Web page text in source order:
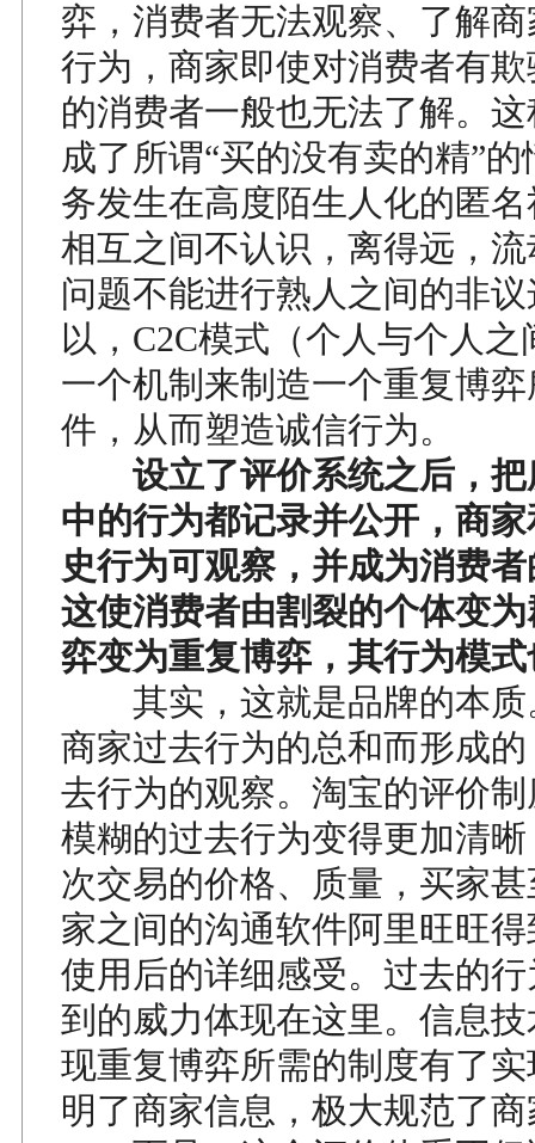
弈，消费者无法观察、了解
行为，商家即使对消费者有
的消费者一般也无法了解。
成了所谓“买的没有卖的精”
务发生在高度陌生人化的匿
相互之间不认识，离得远，
问题不能进行熟人之间的非
以，C2C模式（个人与个人
一个机制来制造一个重复博
件，从而塑造诚信行为。
设立了评价系统之后，
中的行为都记录并公开，商
史行为可观察，并成为消费
这使消费者由割裂的个体变
弈变为重复博弈，其行为模
其实，这就是品牌的本质
商家过去行为的总和而形成
去行为的观察。淘宝的评价
模糊的过去行为变得更加清
次交易的价格、质量，买家
家之间的沟通软件阿里旺旺
使用后的详细感受。过去的
到的威力体现在这里。信息
现重复博弈所需的制度有了
明了商家信息，极大规范了